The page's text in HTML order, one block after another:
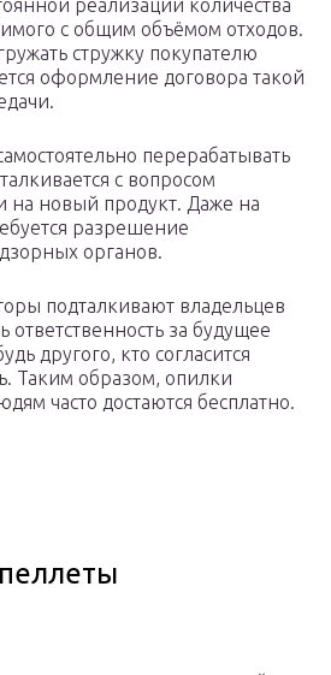
реализации количества
с общим объёмом отходов.
стружку покупателю
оформление договора такой
перерабатывать
с вопросом
на новый продукт. Даже на
разрешение
органов.
подталкивают владельцев
за будущее
другого, кто согласится
Таким образом, опилки
часто достаются бесплатно.